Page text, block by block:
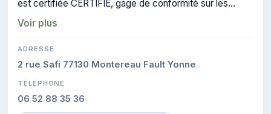
est certifiée CERTIFIE, gage de conformité sur les
interventions réalisées.
Voir plus
ADRESSE
2 rue Safi 77130 Montereau Fault Yonne
TÉLÉPHONE
06 52 88 35 36